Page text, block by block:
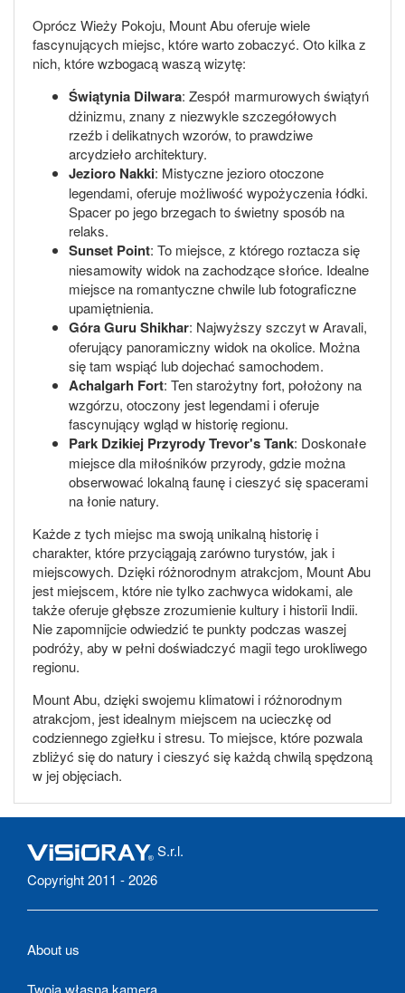
Oprócz Wieży Pokoju, Mount Abu oferuje wiele
fascynujących miejsc, które warto zobaczyć. Oto kilka z
nich, które wzbogacą waszą wizytę:
Świątynia Dilwara: Zespół marmurowych świątyń
dżinizmu, znany z niezwykle szczegółowych
rzeźb i delikatnych wzorów, to prawdziwe
arcydzieło architektury.
Jezioro Nakki: Mistyczne jezioro otoczone
legendami, oferuje możliwość wypożyczenia łódki.
Spacer po jego brzegach to świetny sposób na
relaks.
Sunset Point: To miejsce, z którego roztacza się
niesamowity widok na zachodzące słońce. Idealne
miejsce na romantyczne chwile lub fotograficzne
upamiętnienia.
Góra Guru Shikhar: Najwyższy szczyt w Aravali,
oferujący panoramiczny widok na okolice. Można
się tam wspiąć lub dojechać samochodem.
Achalgarh Fort: Ten starożytny fort, położony na
wzgórzu, otoczony jest legendami i oferuje
fascynujący wgląd w historię regionu.
Park Dzikiej Przyrody Trevor's Tank: Doskonałe
miejsce dla miłośników przyrody, gdzie można
obserwować lokalną faunę i cieszyć się spacerami
na łonie natury.
Każde z tych miejsc ma swoją unikalną historię i
charakter, które przyciągają zarówno turystów, jak i
miejscowych. Dzięki różnorodnym atrakcjom, Mount Abu
jest miejscem, które nie tylko zachwyca widokami, ale
także oferuje głębsze zrozumienie kultury i historii Indii.
Nie zapomnijcie odwiedzić te punkty podczas waszej
podróży, aby w pełni doświadczyć magii tego urokliwego
regionu.
Mount Abu, dzięki swojemu klimatowi i różnorodnym
atrakcjom, jest idealnym miejscem na ucieczkę od
codziennego zgiełku i stresu. To miejsce, które pozwala
zbliżyć się do natury i cieszyć się każdą chwilą spędzoną
w jej objęciach.
S.r.l.
Copyright 2011 - 2026
About us
Twoja własna kamera